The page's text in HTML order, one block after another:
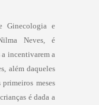
Ginecologia e
Neves, é
incentivarem a
além daqueles
meses
é dada a